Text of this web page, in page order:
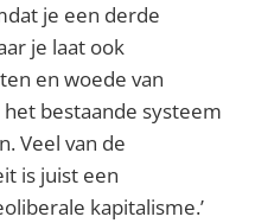
je een derde
je laat ook
en woede van
bestaande systeem
Veel van de
is juist een
kapitalisme.’